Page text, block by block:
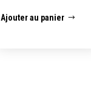
Ajouter au panier